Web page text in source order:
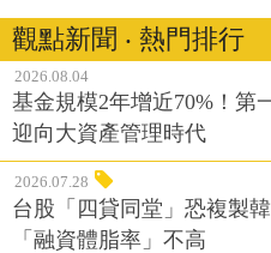
觀點新聞 ‧ 熱門排行
2026.08.04
基金規模2年增近70%！第
迎向大資產管理時代
2026.07.28
台股「四貸同堂」恐複製
「融資體脂率」不高